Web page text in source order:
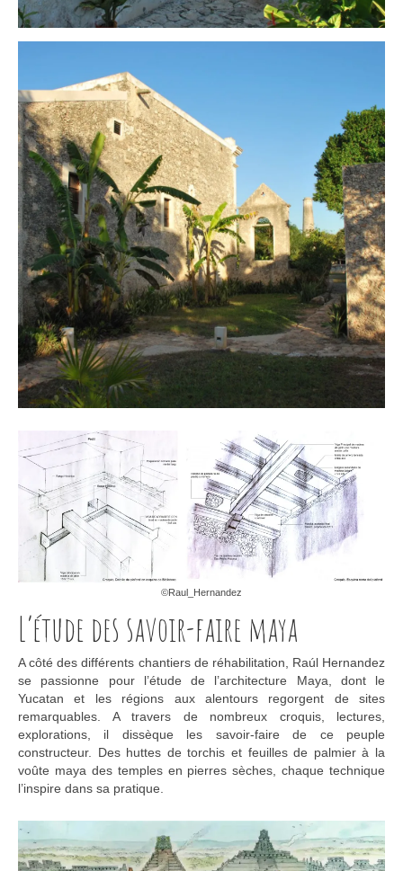
©Raul_Hernandez
L’étude des savoir-faire maya
A côté des différents chantiers de réhabilitation, Raúl Hernandez
se passionne pour l’étude de l’architecture Maya, dont le
Yucatan et les régions aux alentours regorgent de sites
remarquables. A travers de nombreux croquis, lectures,
explorations, il dissèque les savoir-faire de ce peuple
constructeur. Des huttes de torchis et feuilles de palmier à la
voûte maya des temples en pierres sèches, chaque technique
l’inspire dans sa pratique.